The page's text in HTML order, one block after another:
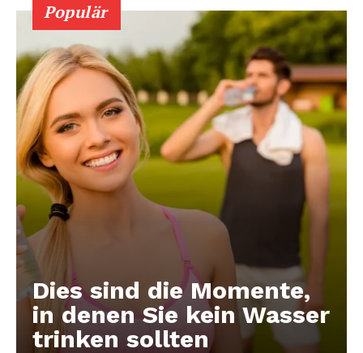
Populär
Dies sind die Momente,
in denen Sie kein Wasser
trinken sollten